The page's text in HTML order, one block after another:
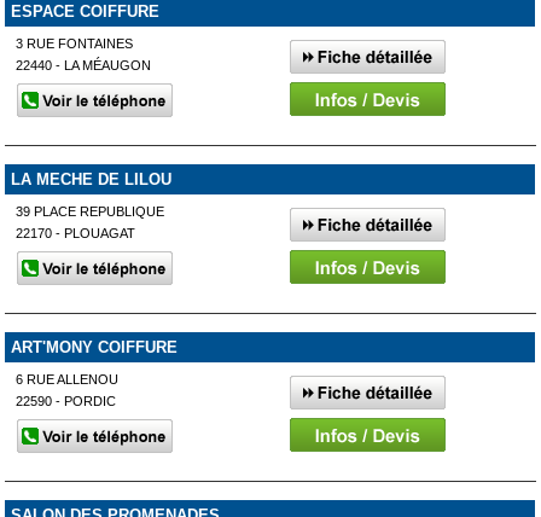
ESPACE COIFFURE
3 RUE FONTAINES
22440 - LA MÉAUGON
LA MECHE DE LILOU
39 PLACE REPUBLIQUE
22170 - PLOUAGAT
ART'MONY COIFFURE
6 RUE ALLENOU
22590 - PORDIC